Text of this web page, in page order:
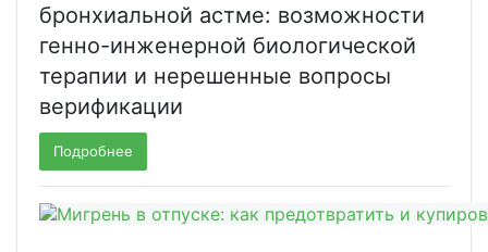
бронхиальной астме: возможности
генно-инженерной биологической
терапии и нерешенные вопросы
верификации
Подробнее